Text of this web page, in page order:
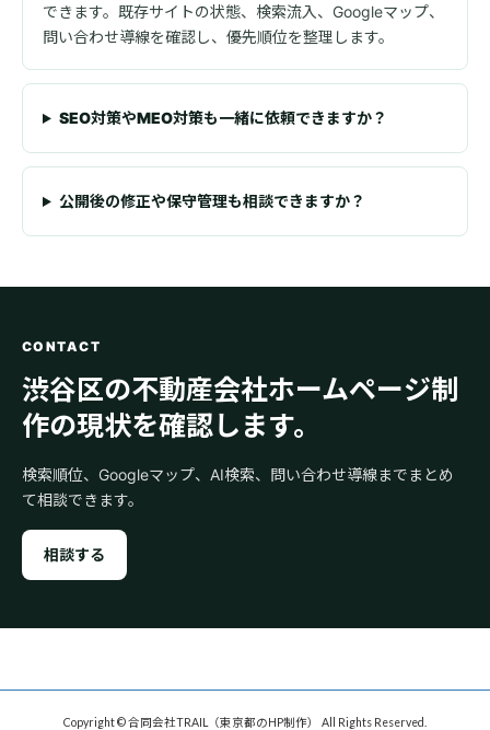
できます。既存サイトの状態、検索流入、Googleマップ、
問い合わせ導線を確認し、優先順位を整理します。
SEO対策やMEO対策も一緒に依頼できますか？
公開後の修正や保守管理も相談できますか？
CONTACT
渋谷区の不動産会社ホームページ制
作の現状を確認します。
検索順位、Googleマップ、AI検索、問い合わせ導線までまとめ
て相談できます。
相談する
Copyright © 合同会社TRAIL（東京都のHP制作） All Rights Reserved.